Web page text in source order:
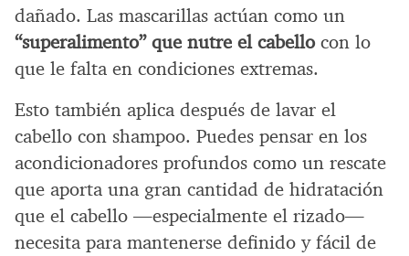
dañado. Las mascarillas actúan como un
“superalimento” que nutre el cabellocon lo
que le falta en condiciones extremas.
Esto también aplica después de lavar el
cabello con shampoo. Puedes pensar en los
acondicionadores profundos como un rescate
que aporta una gran cantidad de hidratación
que el cabello —especialmente el rizado—
necesita para mantenerse definido y fácil de